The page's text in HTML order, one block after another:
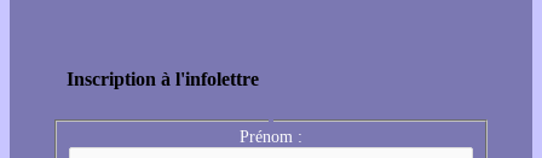
Inscription à l'infolettre
Prénom :